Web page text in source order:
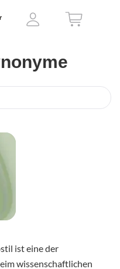
ist eine der
wissenschaftlichen